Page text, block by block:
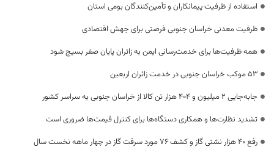
استفاده از ظرفیت پیمانکاران و تأمین‌کنندگان بومی استان
ظرفیت معدنی خراسان جنوبی فرصتی برای جهش اقتصادی
همه ظرفیت‌ها برای خدمت‌رسانی ایمن به زائران پایان صفر بسیج شود
53 موکب خراسان جنوبی در خدمت زائران اربعین
جابه‌جایی 2 میلیون و 404 هزار تن کالا از خراسان جنوبی به سراسر کشور
تشدید نظارت‌ها و همکاری دستگاه‌ها برای کنترل قیمت‌ها ضروری است
رفع 40 هزار نشتی گاز و کشف 76 مورد سرقت گاز در چهار ماهه نخست سال